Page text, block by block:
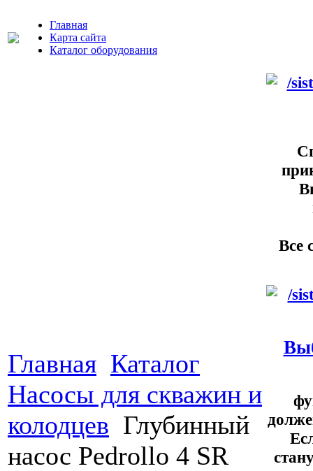
Главная
Карта сайта
Каталог оборудования
Главная Каталог
Насосы для скважин и
колодцев Глубинный
насос Pedrollo 4 SR
Все